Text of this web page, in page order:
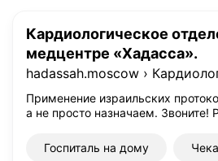
Кардиологическое
медцентре «Хадасса».
hadassah.moscow › Кардиологическое
Применение израильских
а не просто назначаем. Звоните!
Госпиталь на дому